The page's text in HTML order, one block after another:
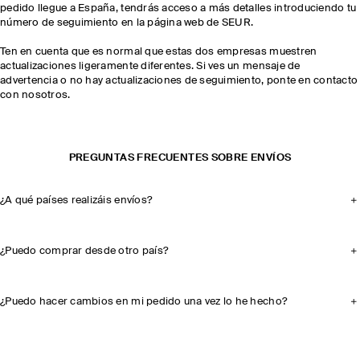
pedido llegue a España, tendrás acceso a más detalles introduciendo tu
número de seguimiento en la página web de SEUR.
Ten en cuenta que es normal que estas dos empresas muestren
actualizaciones ligeramente diferentes. Si ves un mensaje de
advertencia o no hay actualizaciones de seguimiento, ponte en contacto
con nosotros.
PREGUNTAS FRECUENTES SOBRE ENVÍOS
¿A qué países realizáis envíos?
¿Puedo comprar desde otro país?
¿Puedo hacer cambios en mi pedido una vez lo he hecho?